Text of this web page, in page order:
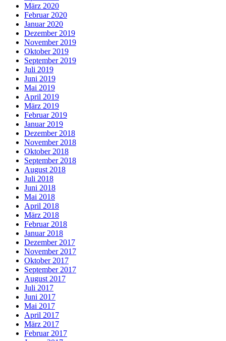
März 2020
Februar 2020
Januar 2020
Dezember 2019
November 2019
Oktober 2019
September 2019
Juli 2019
Juni 2019
Mai 2019
April 2019
März 2019
Februar 2019
Januar 2019
Dezember 2018
November 2018
Oktober 2018
September 2018
August 2018
Juli 2018
Juni 2018
Mai 2018
April 2018
März 2018
Februar 2018
Januar 2018
Dezember 2017
November 2017
Oktober 2017
September 2017
August 2017
Juli 2017
Juni 2017
Mai 2017
April 2017
März 2017
Februar 2017